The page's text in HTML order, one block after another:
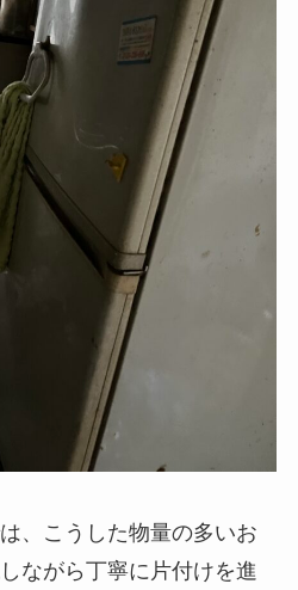
、こうした物量の多いお
ながら丁寧に片付けを進